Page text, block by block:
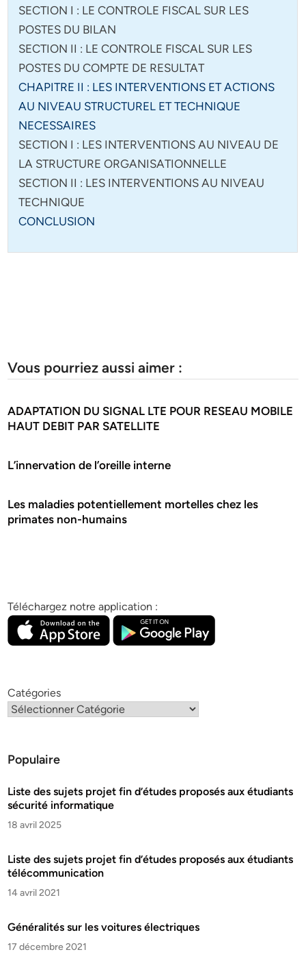
SECTION I : LE CONTROLE FISCAL SUR LES
POSTES DU BILAN
SECTION II : LE CONTROLE FISCAL SUR LES
POSTES DU COMPTE DE RESULTAT
CHAPITRE II : LES INTERVENTIONS ET ACTIONS
AU NIVEAU STRUCTUREL ET TECHNIQUE
NECESSAIRES
SECTION I : LES INTERVENTIONS AU NIVEAU DE
LA STRUCTURE ORGANISATIONNELLE
SECTION II : LES INTERVENTIONS AU NIVEAU
TECHNIQUE
CONCLUSION
Vous pourriez aussi aimer :
ADAPTATION DU SIGNAL LTE POUR RESEAU MOBILE
HAUT DEBIT PAR SATELLITE
L’innervation de l’oreille interne
Les maladies potentiellement mortelles chez les
primates non-humains
Téléchargez notre application :
Catégories
Populaire
Liste des sujets projet fin d’études proposés aux étudiants
sécurité informatique
18 avril 2025
Liste des sujets projet fin d’études proposés aux étudiants
télécommunication
14 avril 2021
Généralités sur les voitures électriques
17 décembre 2021